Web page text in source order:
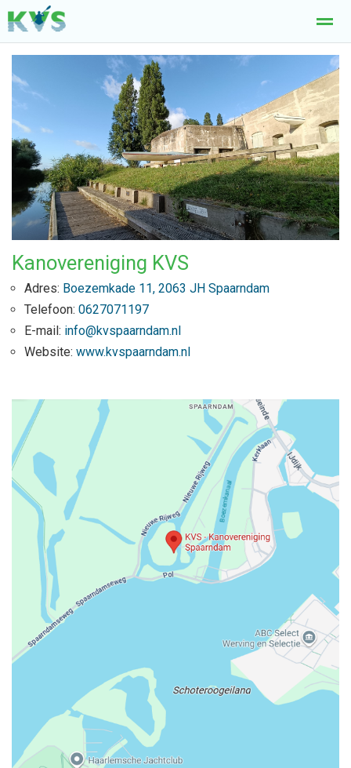
Kanocursus Lid worden Tochtverslagen
Agenda Pagina's E-mail
Kanovereniging KVS
Adres: Boezemkade 11, 2063 JH Spaarndam
Telefoon: 0627071197
E-mail: info@kvspaarndam.nl
Website: www.kvspaarndam.nl